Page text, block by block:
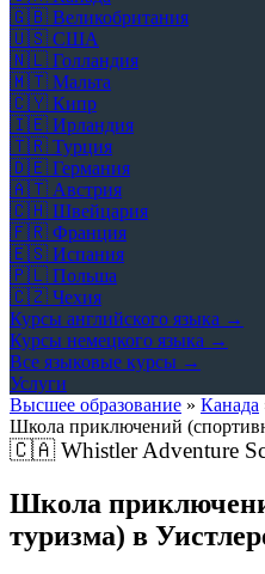
🇬🇧 Великобритания
🇺🇸 США
🇳🇱 Голландия
🇲🇹 Мальта
🇨🇾 Кипр
🇮🇪 Ирландия
🇹🇷 Турция
🇩🇪 Германия
🇦🇹 Австрия
🇨🇭 Швейцария
🇫🇷 Франция
🇪🇸 Испания
🇵🇱 Польша
🇨🇿 Чехия
Курсы английского языка →
Курсы немецкого языка →
Все языковые курсы →
Услуги
Высшее образование » Канада
Школа приключений
🇨🇦Whistler Adventure
Школа
туризма) в